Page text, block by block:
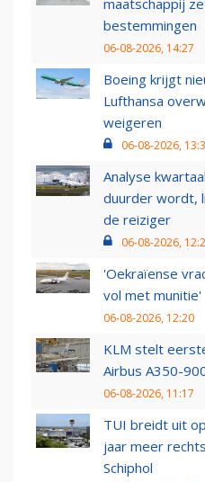
maatschappij
bestemmingen
06-08-2026, 14:27
Boeing krijgt
Lufthansa
weigeren
06-08-2026,
Analyse
duurder wordt,
de reiziger
06-08-2026,
'Oekraïense
vol met munitie'
06-08-2026, 12:20
KLM stelt
Airbus A350-
06-08-2026, 11:17
TUI breidt uit
jaar meer
Schiphol